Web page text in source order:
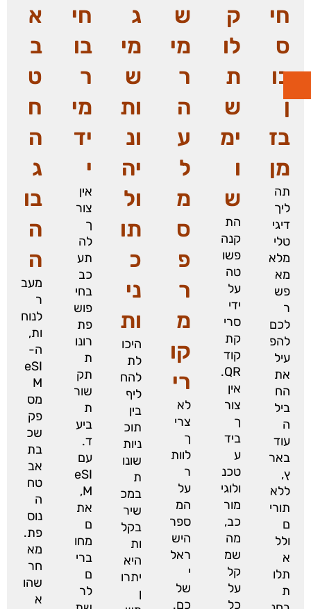
חי
ס
כו
ן
בז
מן
תה
ליך
דיגי
טלי
מלא
מא
פש
ר
לכם
להפ
עיל
את
הח
ביל
ה
עוד
באר
ץ,
ללא
תורי
ם
ולל
א
תלו
ת
ק
לו
ת
ש
ימ
ו
ש
הת
קנה
פשו
טה
על
ידי
סרי
קת
קוד
QR.
אין
צור
ך
ביד
ע
טכנ
ולוגי
מור
כב,
מה
שמ
קל
על
כל
ש
מי
ר
ה
ע
ל
מ
ס
פ
ר
מ
קו
רי
לא
צרי
ך
לוות
ר
על
המ
ספר
היש
ראל
י
של
כם.
ג
מי
ש
ות
ונ
יה
ול
תו
כ
ני
ות
היכו
לת
להח
ליף
בין
תוכ
ניות
שונו
ת
במכ
שיר
בקל
ות
היא
יתרו
ן
חי
בו
ר
מי
יד
י
אין
צור
ך
לה
תע
כב
בחי
פוש
פת
רונו
ת
תק
שור
ת
ביע
ד.
עם
eSI
M,
את
ם
מחו
ברי
ם
לר
א
ב
ט
ח
ה
ג
בו
ה
ה
מעב
ר
לנוח
ות,
ה-
eSI
M
מס
פק
שכ
בת
אב
טח
ה
נוס
פת.
מא
חר
שהו
א